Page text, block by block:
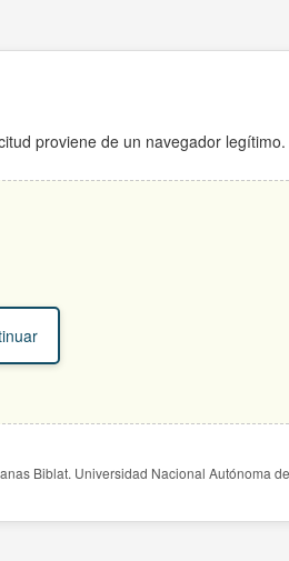
proviene de un navegador legítimo.
Biblat. Universidad Nacional Autónoma